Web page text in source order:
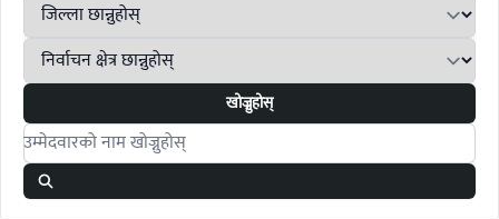
खोज्नुहोस्
Search candidates